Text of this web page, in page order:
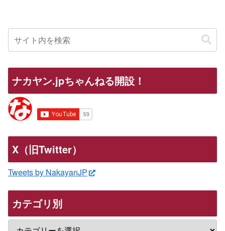
ナカヤン.jpちゃんねる開設！
X（旧Twitter）
Tweets by NakayanJP
カテゴリ別